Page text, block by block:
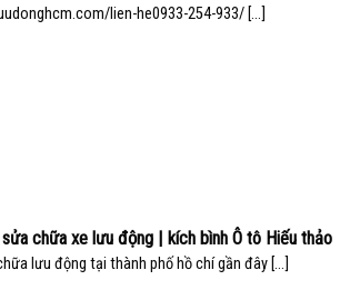
lien-he0933-254-933/ [...]
chữa xe lưu động | kích bình Ô tô Hiếu thảo
lưu động tại thành phố hồ chí gần đây [...]